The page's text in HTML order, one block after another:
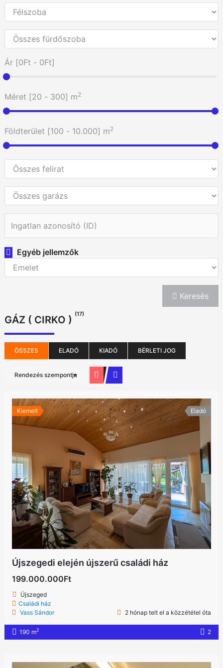
Ár [0Ft - 0Ft]
Méret [20 - 300] m2
Földterület [100 - 10.000] m2
Egyéb jellemzők
Keresés
GÁZ ( CIRKO ) (17)
ÖSSZES ELADÓ KIADÓ BÉRLETI JOG
Rendezés szempontja
Kiemelt Eladó
Újszegedi elején újszerű családi ház
199.000.000Ft
Újszeged
Családi ház
Vass Sándor
2 hónap telt el a közzététel óta
190 m2 2